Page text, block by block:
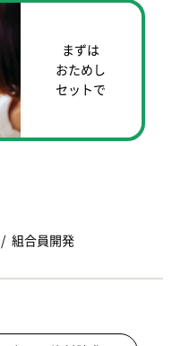
まずは
おためし
セットで
組合員開発